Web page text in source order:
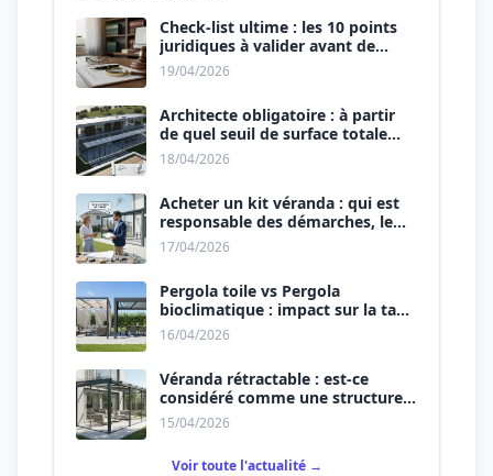
Check-list ultime : les 10 points
juridiques à valider avant de
signer le devis.
19/04/2026
Architecte obligatoire : à partir
de quel seuil de surface totale
(Maison + Véranda) ?
18/04/2026
Acheter un kit véranda : qui est
responsable des démarches, le
vendeur ou vous ?
17/04/2026
Pergola toile vs Pergola
bioclimatique : impact sur la taxe
d’aménagement.
16/04/2026
Véranda rétractable : est-ce
considéré comme une structure
permanente ?
15/04/2026
Voir toute l'actualité →